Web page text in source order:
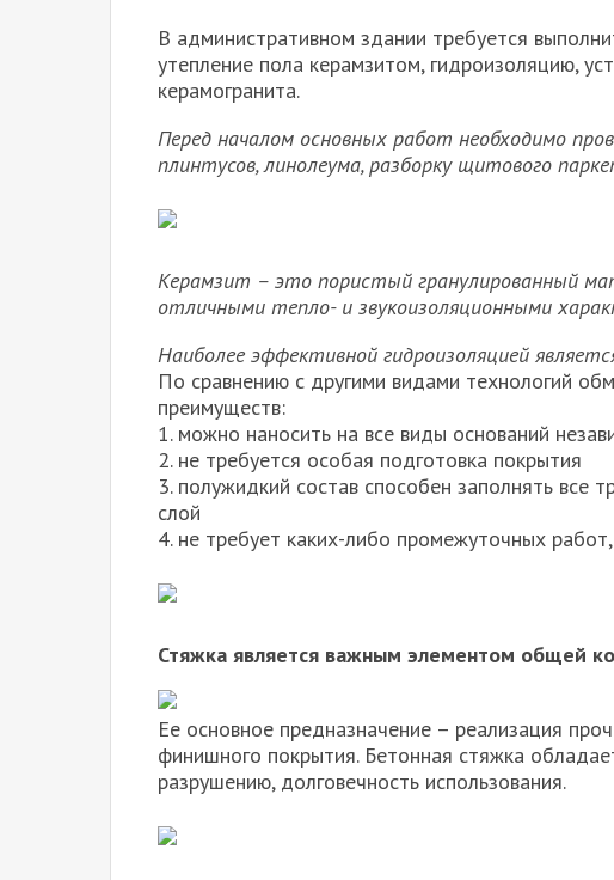
В административном здании требуется
утепление пола керамзитом, гидроизоляцию,
керамогранита.
Перед началом основных работ необходимо
плинтусов, линолеума, разборку щитового
Керамзит – это пористый гранулированный
отличными тепло- и звукоизоляционными
Наиболее эффективной гидроизоляцией
По сравнению с другими видами технологий
преимуществ:
1. можно наносить на все виды оснований
2. не требуется особая подготовка покрытия
3. полужидкий состав способен заполнять
слой
4. не требует каких-либо промежуточных
Стяжка является важным элементом общей
Ее основное предназначение – реализация
финишного покрытия. Бетонная стяжка
разрушению, долговечность использования.